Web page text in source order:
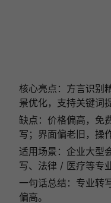
核心亮点：方言识别
景优化，支持关键词
缺点：价格偏高，免
写；界面偏老旧，操
适用场景：企业大型
写、法律 / 医疗等专
一句话总结：专业转
偏高。